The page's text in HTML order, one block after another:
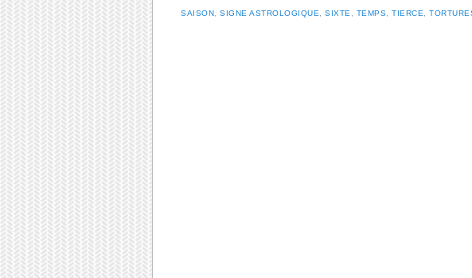
SAISON, SIGNE ASTROLOGIQUE, SIXTE, TEMPS, TIERCE,